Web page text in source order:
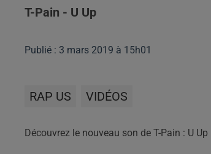
T-Pain - U Up
Publié : 3 mars 2019 à 15h01
RAP US VIDÉOS
Découvrez le nouveau son de T-Pain : U Up